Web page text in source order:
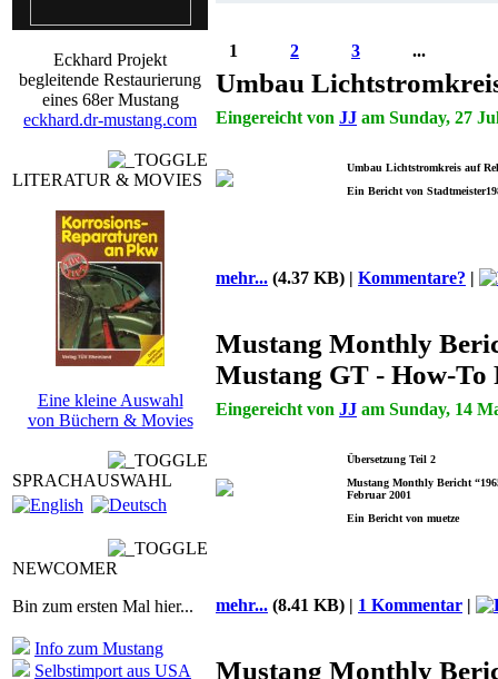
Eckhard Projekt
begleitende Restaurierung
eines 68er Mustang
eckhard.dr-mustang.com
LITERATUR & MOVIES
Eine kleine Auswahl
von Büchern & Movies
SPRACHAUSWAHL
NEWCOMER
Bin zum ersten Mal hier...
Info zum Mustang
Selbstimport aus USA
1 2 3 ...
Umbau
Eingereicht von JJ am Sunday, 27
Umbau Lichtstromkreis auf
Ein Bericht von
mehr... (4.37 KB) | Kommentare? |
Mustang Monthly
Mustang GT - How-
Eingereicht von JJ am Sunday, 14
Übersetzung Teil 2
Mustang Monthly Bericht
Februar 2001
Ein Bericht von muetze
mehr... (8.41 KB) | 1 Kommentar |
Mustang Monthly